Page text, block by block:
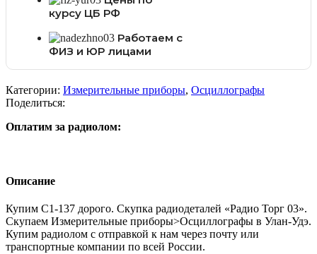
курсу ЦБ РФ
Работаем с
ФИЗ и ЮР лицами
Категории: Измерительные приборы, Осциллографы
Поделиться:
Оплатим за радиолом:
Описание
Купим C1-137 дорого. Скупка радиодеталей «Радио Торг 03».
Скупаем Измерительные приборы>Осциллографы в Улан-Удэ.
Купим радиолом с отправкой к нам через почту или
транспортные компании по всей России.